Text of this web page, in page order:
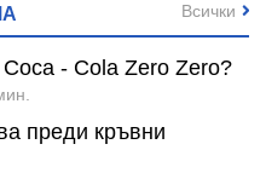
- Cola Zero Zero?
преди кръвни
Всички